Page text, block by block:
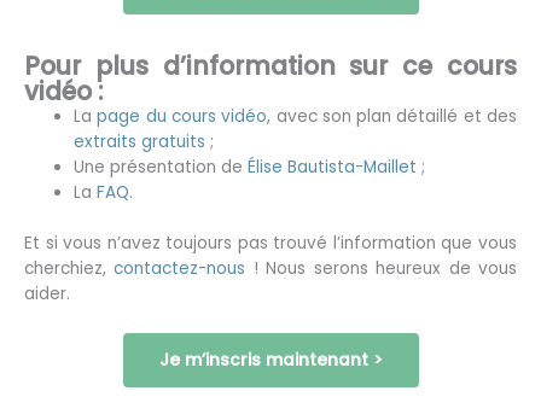
Pour plus d’information sur ce cours
vidéo :
Lapage du cours vidéo, avec son plan détaillé et des
extraits gratuits ;
Une présentation deÉlise Bautista-Maillet ;
LaFAQ.
Et si vous n’avez toujours pas trouvé l’information que vous
cherchiez,contactez-nous ! Nous serons heureux de vous
aider.
Je m’inscris maintenant >